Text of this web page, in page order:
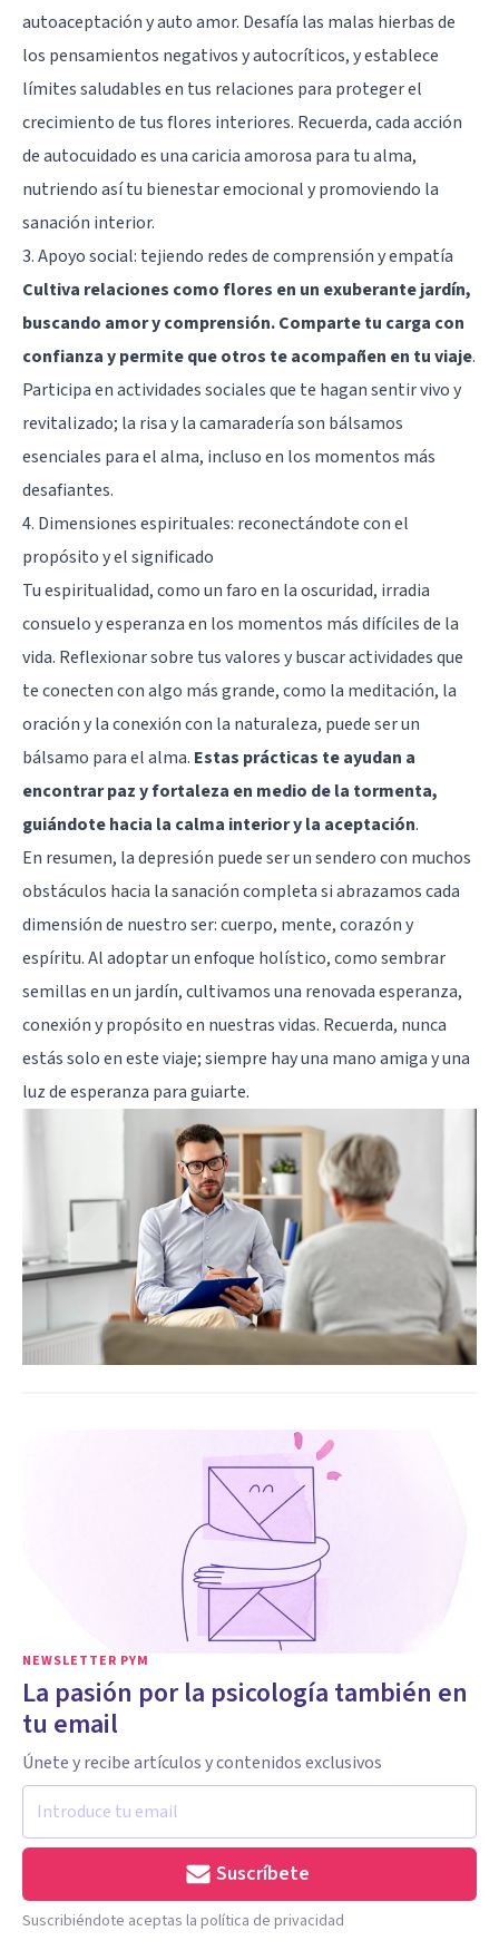
autoaceptación y auto amor. Desafía las malas hierbas de
los pensamientos negativos y autocríticos, y establece
límites saludables en tus relaciones para proteger el
crecimiento de tus flores interiores. Recuerda, cada acción
de autocuidado es una caricia amorosa para tu alma,
nutriendo así tu bienestar emocional y promoviendo la
sanación interior.
3. Apoyo social: tejiendo redes de comprensión y empatía
Cultiva relaciones como flores en un exuberante jardín,
buscando amor y comprensión. Comparte tu carga con
confianza y permite que otros te acompañen en tu viaje.
Participa en actividades sociales que te hagan sentir vivo y
revitalizado; la risa y la camaradería son bálsamos
esenciales para el alma, incluso en los momentos más
desafiantes.
4. Dimensiones espirituales: reconectándote con el
propósito y el significado
Tu espiritualidad, como un faro en la oscuridad, irradia
consuelo y esperanza en los momentos más difíciles de la
vida. Reflexionar sobre tus valores y buscar actividades que
te conecten con algo más grande, como la meditación, la
oración y la conexión con la naturaleza, puede ser un
bálsamo para el alma. Estas prácticas te ayudan a
encontrar paz y fortaleza en medio de la tormenta,
guiándote hacia la calma interior y la aceptación.
En resumen, la depresión puede ser un sendero con muchos
obstáculos hacia la sanación completa si abrazamos cada
dimensión de nuestro ser: cuerpo, mente, corazón y
espíritu. Al adoptar un enfoque holístico, como sembrar
semillas en un jardín, cultivamos una renovada esperanza,
conexión y propósito en nuestras vidas. Recuerda, nunca
estás solo en este viaje; siempre hay una mano amiga y una
luz de esperanza para guiarte.
NEWSLETTER PYM
La pasión por la psicología también en
tu email
Únete y recibe artículos y contenidos exclusivos
Suscríbete
Suscribiéndote aceptas la política de privacidad